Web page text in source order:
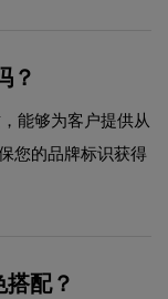
？
能够为客户提供从
您的品牌标识获得
配？